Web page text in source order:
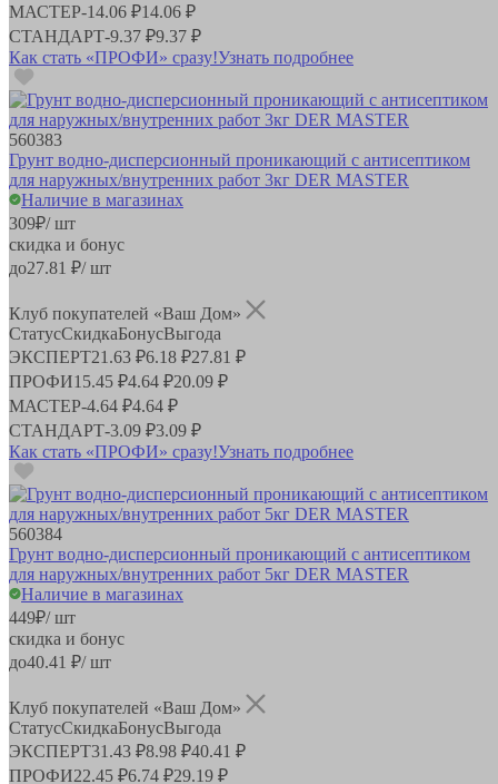
МАСТЕР-14.06 ₽14.06 ₽
СТАНДАРТ-9.37 ₽9.37 ₽
Как стать «ПРОФИ» сразу!Узнать подробнее
560383
Грунт водно-дисперсионный проникающий с антисептиком
для наружных/внутренних работ 3кг DER MASTER
Наличие в магазинах
309₽/ шт
скидка и бонус
до27.81 ₽/ шт
Клуб покупателей «Ваш Дом»
СтатусСкидкаБонусВыгода
ЭКСПЕРТ21.63 ₽6.18 ₽27.81 ₽
ПРОФИ15.45 ₽4.64 ₽20.09 ₽
МАСТЕР-4.64 ₽4.64 ₽
СТАНДАРТ-3.09 ₽3.09 ₽
Как стать «ПРОФИ» сразу!Узнать подробнее
560384
Грунт водно-дисперсионный проникающий с антисептиком
для наружных/внутренних работ 5кг DER MASTER
Наличие в магазинах
449₽/ шт
скидка и бонус
до40.41 ₽/ шт
Клуб покупателей «Ваш Дом»
СтатусСкидкаБонусВыгода
ЭКСПЕРТ31.43 ₽8.98 ₽40.41 ₽
ПРОФИ22.45 ₽6.74 ₽29.19 ₽